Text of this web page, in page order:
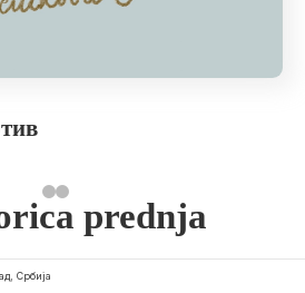
prednja
Србија